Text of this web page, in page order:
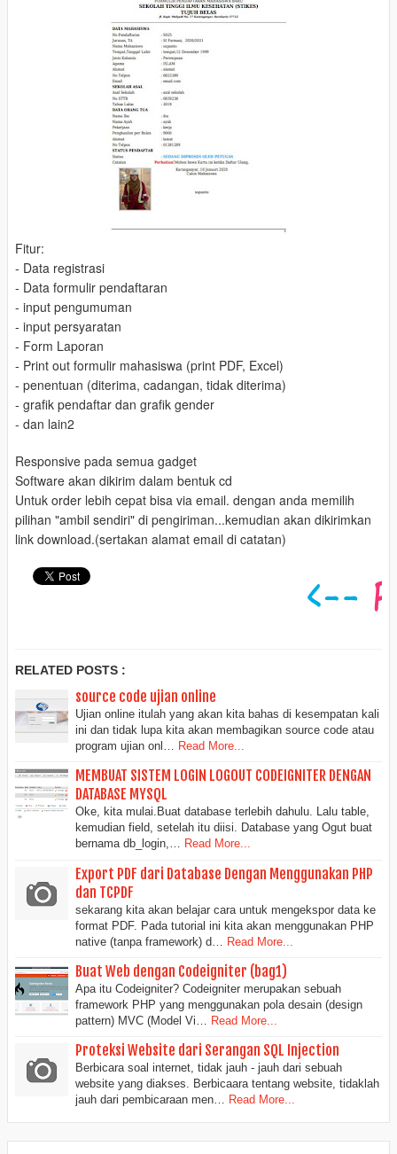
Fitur:
- Data registrasi
- Data formulir pendaftaran
- input pengumuman
- input persyaratan
- Form Laporan
- Print out formulir mahasiswa (print PDF, Excel)
- penentuan (diterima, cadangan, tidak diterima)
- grafik pendaftar dan grafik gender
- dan lain2
Responsive pada semua gadget
Software akan dikirim dalam bentuk cd
Untuk order lebih cepat bisa via email. dengan anda memilih
pilihan "ambil sendiri" di pengiriman...kemudian akan dikirimkan
link download.(sertakan alamat email di catatan)
RELATED POSTS :
source code ujian online
Ujian online itulah yang akan kita bahas di kesempatan kali
ini dan tidak lupa kita akan membagikan source code atau
program ujian onl… Read More...
MEMBUAT SISTEM LOGIN LOGOUT CODEIGNITER DENGAN
DATABASE MYSQL
Oke, kita mulai.Buat database terlebih dahulu. Lalu table,
kemudian field, setelah itu diisi. Database yang Ogut buat
bernama db_login,… Read More...
Export PDF dari Database Dengan Menggunakan PHP
dan TCPDF
sekarang kita akan belajar cara untuk mengekspor data ke
format PDF. Pada tutorial ini kita akan menggunakan PHP
native (tanpa framework) d…
Read More...
Buat Web dengan Codeigniter (bag1)
Apa itu Codeigniter? Codeigniter merupakan sebuah
framework PHP yang menggunakan pola desain (design
pattern) MVC (Model Vi…
Read More...
Proteksi Website dari Serangan SQL Injection
Berbicara soal internet, tidak jauh - jauh dari sebuah
website yang diakses. Berbicaara tentang website, tidaklah
jauh dari pembicaraan men… Read More...